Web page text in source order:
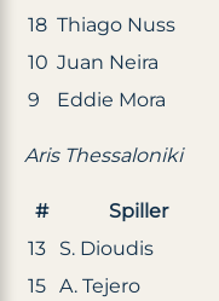
18 Thiago Nuss
10 Juan Neira
9
Eddie Mora
Aris Thessaloniki
# Spiller
13
S. Dioudis
15 A. Tejero